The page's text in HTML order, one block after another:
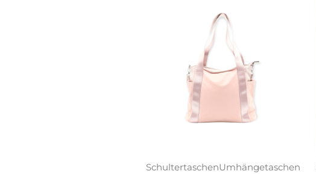
SchultertaschenUmhängetaschen